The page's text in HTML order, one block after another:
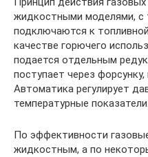
жидкостными моделями, с
подключаются к
качестве горючего
подается отдельным
поступает через
Автоматика регулирует
температурные показатели.
По эффективности
жидкостным, а по